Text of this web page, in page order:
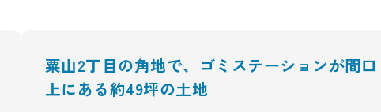
粟山2丁目の角地で、ゴミステーションが間口
上にある約49坪の土地